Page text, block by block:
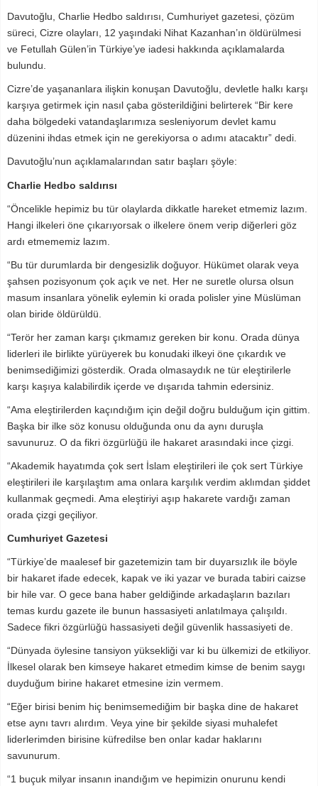
Davutoğlu, Charlie Hedbo saldırısı, Cumhuriyet gazetesi, çözüm
süreci, Cizre olayları, 12 yaşındaki Nihat Kazanhan’ın öldürülmesi
ve Fetullah Gülen’in Türkiye’ye iadesi hakkında açıklamalarda
bulundu.
Cizre’de yaşananlara ilişkin konuşan Davutoğlu, devletle halkı karşı
karşıya getirmek için nasıl çaba gösterildiğini belirterek “Bir kere
daha bölgedeki vatandaşlarımıza sesleniyorum devlet kamu
düzenini ihdas etmek için ne gerekiyorsa o adımı atacaktır” dedi.
Davutoğlu’nun açıklamalarından satır başları şöyle:
Charlie Hedbo saldırısı
“Öncelikle hepimiz bu tür olaylarda dikkatle hareket etmemiz lazım.
Hangi ilkeleri öne çıkarıyorsak o ilkelere önem verip diğerleri göz
ardı etmememiz lazım.
“Bu tür durumlarda bir dengesizlik doğuyor. Hükümet olarak veya
şahsen pozisyonum çok açık ve net. Her ne suretle olursa olsun
masum insanlara yönelik eylemin ki orada polisler yine Müslüman
olan biride öldürüldü.
“Terör her zaman karşı çıkmamız gereken bir konu. Orada dünya
liderleri ile birlikte yürüyerek bu konudaki ilkeyi öne çıkardık ve
benimsediğimizi gösterdik. Orada olmasaydık ne tür eleştirilerle
karşı kaşıya kalabilirdik içerde ve dışarıda tahmin edersiniz.
“Ama eleştirilerden kaçındığım için değil doğru bulduğum için gittim.
Başka bir ilke söz konusu olduğunda onu da aynı duruşla
savunuruz. O da fikri özgürlüğü ile hakaret arasındaki ince çizgi.
“Akademik hayatımda çok sert İslam eleştirileri ile çok sert Türkiye
eleştirileri ile karşılaştım ama onlara karşılık verdim aklımdan şiddet
kullanmak geçmedi. Ama eleştiriyi aşıp hakarete vardığı zaman
orada çizgi geçiliyor.
Cumhuriyet Gazetesi
“Türkiye’de maalesef bir gazetemizin tam bir duyarsızlık ile böyle
bir hakaret ifade edecek, kapak ve iki yazar ve burada tabiri caizse
bir hile var. O gece bana haber geldiğinde arkadaşların bazıları
temas kurdu gazete ile bunun hassasiyeti anlatılmaya çalışıldı.
Sadece fikri özgürlüğü hassasiyeti değil güvenlik hassasiyeti de.
“Dünyada öylesine tansiyon yüksekliği var ki bu ülkemizi de etkiliyor.
İlkesel olarak ben kimseye hakaret etmedim kimse de benim saygı
duyduğum birine hakaret etmesine izin vermem.
“Eğer birisi benim hiç benimsemediğim bir başka dine de hakaret
etse aynı tavrı alırdım. Veya yine bir şekilde siyasi muhalefet
liderlerimden birisine küfredilse ben onlar kadar haklarını
savunurum.
“1 buçuk milyar insanın inandığım ve hepimizin onurunu kendi